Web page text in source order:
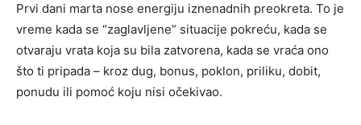
Prvi dani marta nose energiju iznenadnih preokreta. To je
vreme kada se “zaglavljene” situacije pokreću, kada se
otvaraju vrata koja su bila zatvorena, kada se vraća ono
što ti pripada – kroz dug, bonus, poklon, priliku, dobit,
ponudu ili pomoć koju nisi očekivao.